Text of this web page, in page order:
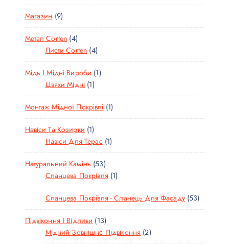
В
І
В
Р
О
А
О
А
Т
В
Магазин 99
Т
О
В
А
Р
І
В
Метал Corten 44
Т
О
В
А
Р
И
Листи Corten 44
Т
О
А
Р
И
Мідь І Мідні Вироби 11
О
В
А
Цвяхи Мідні 11
Т
О
В
А
Р
Монтаж Мідної Покрівлі 11
Т
В
А
Навіси Та Козирки 11
Т
О
В
А
Р
Навіси Для Терас 11
Т
В
А
Р
Натуральний Камінь 535
3
Т
О
В
А
Р
Сланцева Покрівля 11
Т
О
В
Р
Сланцева Покрівля - Сланець Для Фасаду 535
3
Підвіконня І Відливи 131
3
Мідний Зовнішнє Підвіконня 22